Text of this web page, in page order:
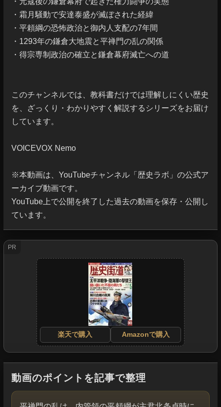
・霜月騒動で安達泰盛が滅ぼされた経緯
・平頼綱の恐怖政治と御内人支配の7年間
・1293年の鎌倉大地震と平禅門の乱の関係
・得宗専制政治の確立と鎌倉幕府滅亡への道
このチャンネルでは、教科書だけでは理解しにくい歴史
を、ざっくり・わかりやすく解説するシリーズをお届け
しています。
VOICEVOX Nemo
※本動画は、YouTubeチャンネル「歴史ラボ」の公式ア
ーカイブ動画です。
YouTube上で公開を終了した過去の動画を保存・公開し
ています。
PR
楽天で購入 Amazonで購入
動画のポイントを記事で整理